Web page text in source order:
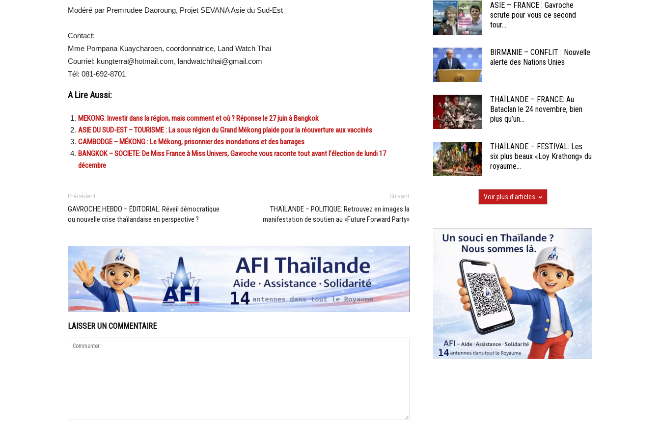
Modéré par Premrudee Daoroung, Projet SEVANA Asie du Sud-Est
Contact:
Mme Pornpana Kuaycharoen, coordonnatrice, Land Watch Thai
Courriel: kungterra@hotmail.com, landwatchthai@gmail.com
Tél: 081-692-8701
A Lire Aussi:
MEKONG: Investir dans la région, mais comment et où ? Réponse le 27 juin à Bangkok
ASIE DU SUD-EST – TOURISME : La sous région du Grand Mékong plaide pour la réouverture aux vaccinés
CAMBODGE – MÉKONG : Le Mékong, prisonnier des inondations et des barrages
BANGKOK – SOCIETE: De Miss France à Miss Univers, Gavroche vous raconte tout avant l’élection de lundi 17
décembre
Précédent
GAVROCHE HEBDO – ÉDITORIAL: Réveil démocratique
ou nouvelle crise thaïlandaise en perspective ?
Suivant
THAÏLANDE – POLITIQUE: Retrouvez en images la
manifestation de soutien au «Future Forward Party»
LAISSER UN COMMENTAIRE
ASIE – FRANCE : Gavroche
scrute pour vous ce second
tour...
BIRMANIE – CONFLIT : Nouvelle
alerte des Nations Unies
THAÏLANDE – FRANCE: Au
Bataclan le 24 novembre, bien
plus qu’un...
THAÏLANDE – FESTIVAL: Les
six plus beaux «Loy Krathong» du
royaume...
Voir plus d'articles